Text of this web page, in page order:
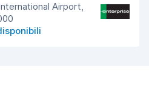
Airport,